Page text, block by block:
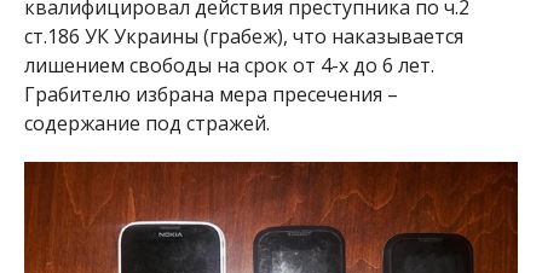
Грабителю избрана мера пресечения –
содержание под стражей.